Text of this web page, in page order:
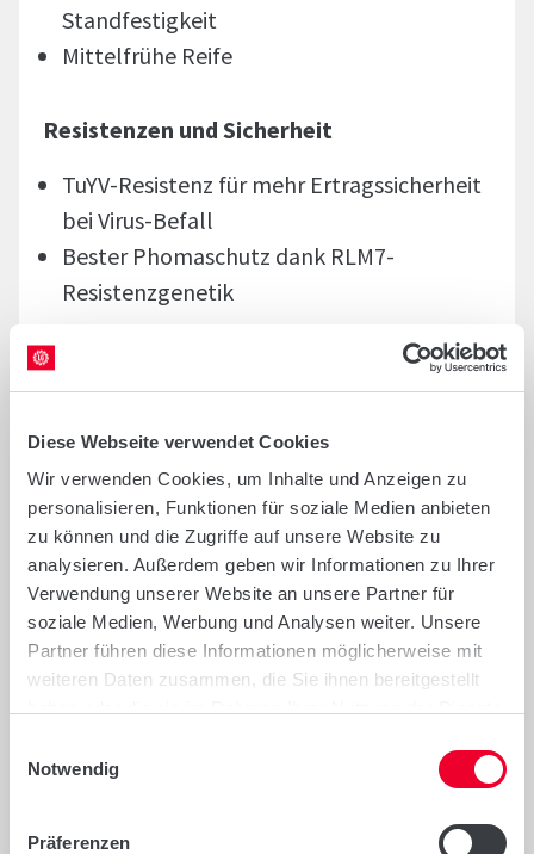
Diese Webseite verwendet Cookies
Wir verwenden Cookies, um Inhalte und Anzeigen zu
personalisieren, Funktionen für soziale Medien anbieten
zu können und die Zugriffe auf unsere Website zu
analysieren. Außerdem geben wir Informationen zu Ihrer
Verwendung unserer Website an unsere Partner für
soziale Medien, Werbung und Analysen weiter. Unsere
Partner führen diese Informationen möglicherweise mit
weiteren Daten zusammen, die Sie ihnen bereitgestellt
Notwendig
Präferenzen
Standfestigkeit
Mittelfrühe Reife
Resistenzen und Sicherheit
TuYV-Resistenz für mehr Ertragssicherheit
bei Virus-Befall
Bester Phomaschutz dank RLM7-
Resistenzgenetik
Ertragsleistung
Qualität
Hoher Ölgehalt
Empfehlungen
Besondere Anbauempfehlung für frühe
und mittlere Saattermine
Zum Anbau 2025 in Rheinland-Pfalz sowie
auf den Löss-Standorten in